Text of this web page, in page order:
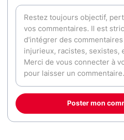
Poster mon